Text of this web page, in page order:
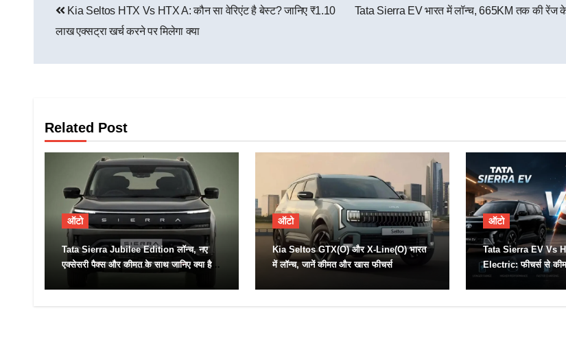
Kia Seltos HTX Vs HTX A: कौन सा वेरिएंट है बेस्ट? जानिए ₹1.10
लाख एक्सट्रा खर्च करने पर मिलेगा क्या
Tata Sierra EV भारत में लॉन्च, 665KM तक की रेंज
Related Post
ऑटो
Tata Sierra Jubilee Edition लॉन्च, नए
एक्सेसरी पैक्स और कीमत के साथ जानिए क्या है
ऑटो
Kia Seltos GTX(O) और X-Line(O) भारत
में लॉन्च, जानें कीमत और खास फीचर्स
ऑटो
Tata Sierra EV Vs
Electric: फीचर्स से
कौन है ज्यादा दमदार